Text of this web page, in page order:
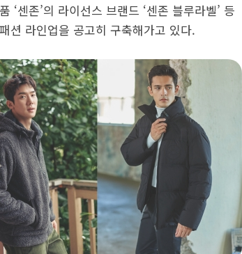
‘센존’의 라이선스 브랜드 ‘센존 블루라벨’ 등
션 라인업을 공고히 구축해가고 있다.